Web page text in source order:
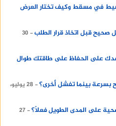
في مسقط وكيف تختار العرض
صحيح قبل اتخاذ قرار الطلب
30
على الحفاظ على طاقتك طوال
بسرعة بينما تفشل أخرى؟
28 يوليو،
على المدى الطويل فعلًا؟ 27